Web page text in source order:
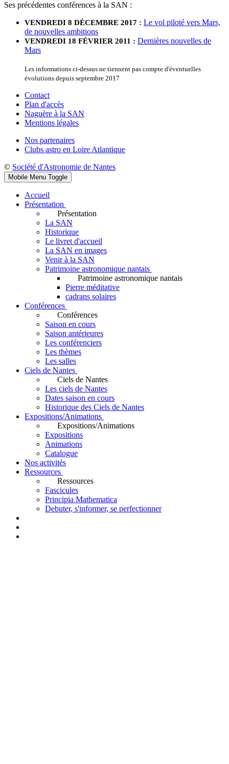
Ses précédentes conférences à la SAN :
VENDREDI 8 DÉCEMBRE 2017 : Le vol piloté vers Mars,
de nouvelles ambitions
VENDREDI 18 FÉVRIER 2011 : Dernières nouvelles de
Mars
Les informations ci-dessus ne tiennent pas compte d'éventuelles
évolutions depuis septembre 2017
Contact
Plan d'accès
Naguère à la SAN
Mentions légales
Nos partenaires
Clubs astro en Loire Atlantique
© Société d'Astronomie de Nantes
Mobile Menu Toggle
Accueil
Présentation
Présentation
La SAN
Historique
Le livret d'accueil
La SAN en images
Venir à la SAN
Patrimoine astronomique nantais
Patrimoine astronomique nantais
Pierre méditative
cadrans solaires
Conférences
Conférences
Saison en cours
Saison antérieures
Les conférenciers
Les thèmes
Les salles
Ciels de Nantes
Ciels de Nantes
Les ciels de Nantes
Dates saison en cours
Historique des Ciels de Nantes
Expositions/Animations
Expositions/Animations
Expositions
Animations
Catalogue
Nos activités
Ressources
Ressources
Fascicules
Principia Mathematica
Debuter, s'informer, se perfectionner